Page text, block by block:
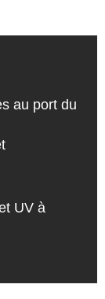
au port du
UV à